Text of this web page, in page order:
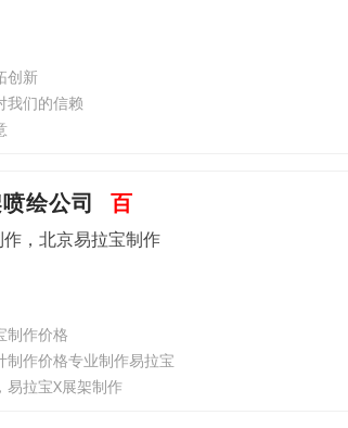
创新
我们的信赖
绘公司 百
，北京易拉宝制作
制作价格
作价格专业制作易拉宝
易拉宝X展架制作